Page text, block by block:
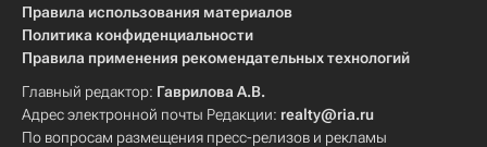
Правила использования материалов
Политика конфиденциальности
Правила применения рекомендательных технологий
Главный редактор: Гаврилова А.В.
Адрес электронной почты Редакции: realty@ria.ru
По вопросам размещения пресс-релизов и рекламы